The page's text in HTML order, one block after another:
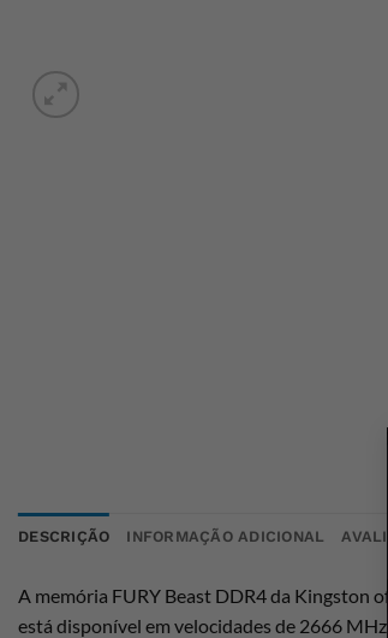
DESCRIÇÃO INFORMAÇÃO ADICIONAL
A memória FURY Beast DDR4 da Kingston
está disponível em velocidades de 2666